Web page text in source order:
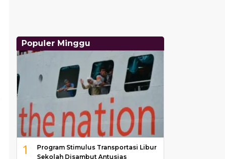
Populer Minggu
1
Program Stimulus Transportasi Libur
Sekolah Disambut Antusias